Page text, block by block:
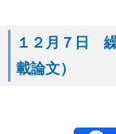
１２月７日
載論文）